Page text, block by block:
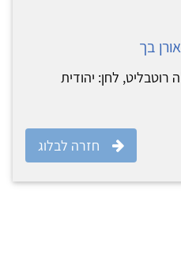
בך
רוטבליט, לחן: יהודית
חזרה לבלוג